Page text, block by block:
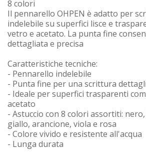
8 colori
Il pennarello OHPEN è adatto per
indelebile su superfici lisce e
vetro e acetato. La punta fine
dettagliata e precisa
Caratteristiche tecniche:
- Pennarello indelebile
- Punta fine per una scrittura
- Ideale per superfici trasparenti
acetato
- Astuccio con 8 colori assortiti:
giallo, arancione, viola e rosa
- Colore vivido e resistente all'acqua
- Lunga durata